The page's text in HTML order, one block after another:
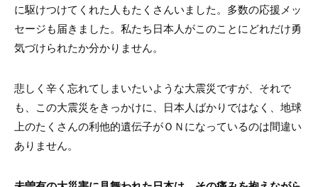
に駆けつけてくれた人もたくさんいました。多数の応援メッ
セージも届きました。私たち日本人がこのことにどれだけ勇
気づけられたか分かりません。
悲しく辛く忘れてしまいたいような大震災ですが、それで
も、この大震災をきっかけに、日本人ばかりではなく、地球
上のたくさんの利他的遺伝子がＯＮになっているのは間違い
ありません。